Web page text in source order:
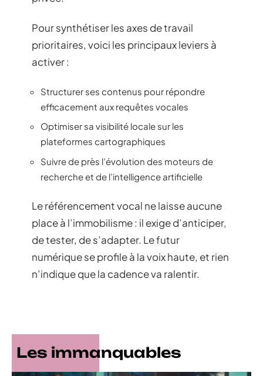
Pour synthétiser les axes de travail
prioritaires, voici les principaux leviers à
activer :
Structurer ses contenus pour répondre
efficacement aux requêtes vocales
Optimiser sa visibilité locale sur les
plateformes cartographiques
Suivre de près l’évolution des moteurs de
recherche et de l’intelligence artificielle
Le référencement vocal ne laisse aucune
place à l’immobilisme : il exige d’anticiper,
de tester, de s’adapter. Le futur
numérique se profile à la voix haute, et rien
n’indique que la cadence va ralentir.
Les immanquables